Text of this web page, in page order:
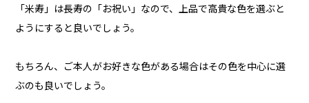
「米寿」は長寿の「お祝い」なので、上品で高貴な色を選ぶと
ようにすると良いでしょう。
もちろん、ご本人がお好きな色がある場合はその色を中心に選
ぶのも良いでしょう。